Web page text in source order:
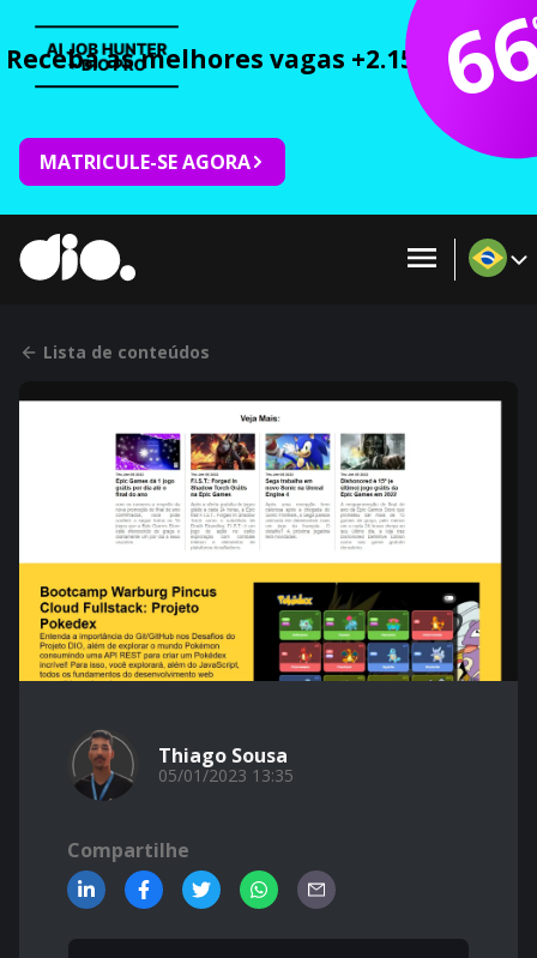
Receba as melhores vagas +2.150 cursos
MATRICULE-SE AGORA
Lista de conteúdos
Thiago Sousa
05/01/2023 13:35
Compartilhe